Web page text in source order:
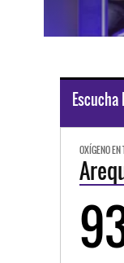
Escucha
OXÍGENO